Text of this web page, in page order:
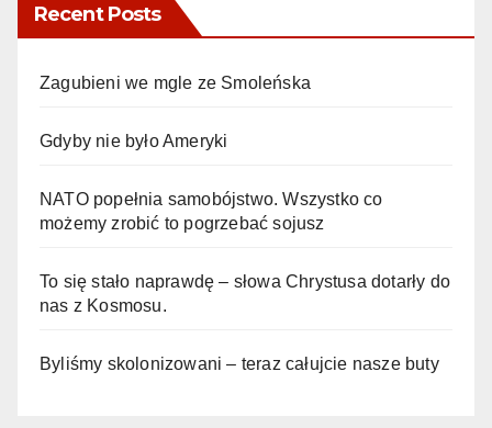
Recent Posts
Zagubieni we mgle ze Smoleńska
Gdyby nie było Ameryki
NATO popełnia samobójstwo. Wszystko co
możemy zrobić to pogrzebać sojusz
To się stało naprawdę – słowa Chrystusa dotarły do
nas z Kosmosu.
Byliśmy skolonizowani – teraz całujcie nasze buty